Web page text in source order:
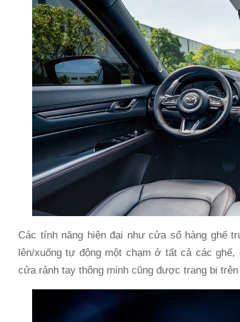
Các tính năng hiện đại như cửa sổ hàng ghế
lên/xuống tự động một chạm ở tất cả các
cửa rảnh tay thông minh cũng được trang bị